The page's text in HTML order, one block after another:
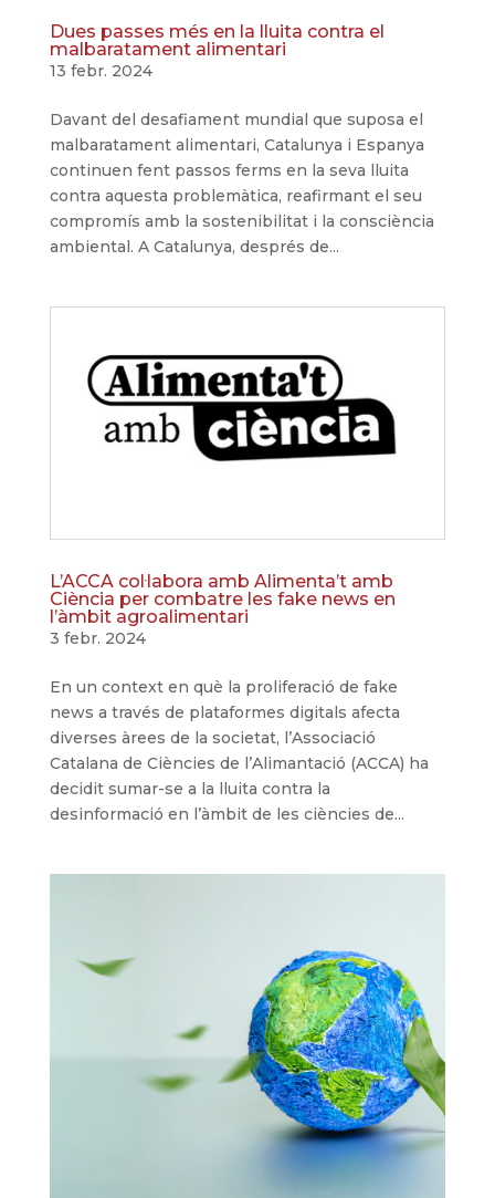
Dues passes més en la lluita contra el
malbaratament alimentari
13 febr. 2024
Davant del desafiament mundial que suposa el
malbaratament alimentari, Catalunya i Espanya
continuen fent passos ferms en la seva lluita
contra aquesta problemàtica, reafirmant el seu
compromís amb la sostenibilitat i la consciència
ambiental. A Catalunya, després de...
L’ACCA col·labora amb Alimenta’t amb
Ciència per combatre les fake news en
l’àmbit agroalimentari
3 febr. 2024
En un context en què la proliferació de fake
news a través de plataformes digitals afecta
diverses àrees de la societat, l’Associació
Catalana de Ciències de l’Alimantació (ACCA) ha
decidit sumar-se a la lluita contra la
desinformació en l’àmbit de les ciències de...